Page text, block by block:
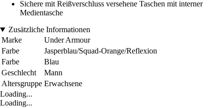
Sichere mit Reißverschluss versehene Taschen mit interner
Medientasche
Zusätzliche Informationen
Marke
Under Armour
Farbe
Jasperblau/Squad-Orange/Reflexion
Farbe
Blau
Geschlecht
Mann
Altersgruppe Erwachsene
Loading...
Loading...